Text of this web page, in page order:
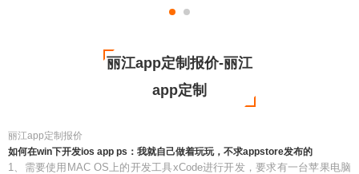
丽江app定制报价-丽江
app定制
丽江app定制报价
如何在win下开发ios app ps：我就自己做着玩玩，不求appstore发布的
1、需要使用MAC OS上的开发工具xCode进行开发，要求有一台苹果电脑